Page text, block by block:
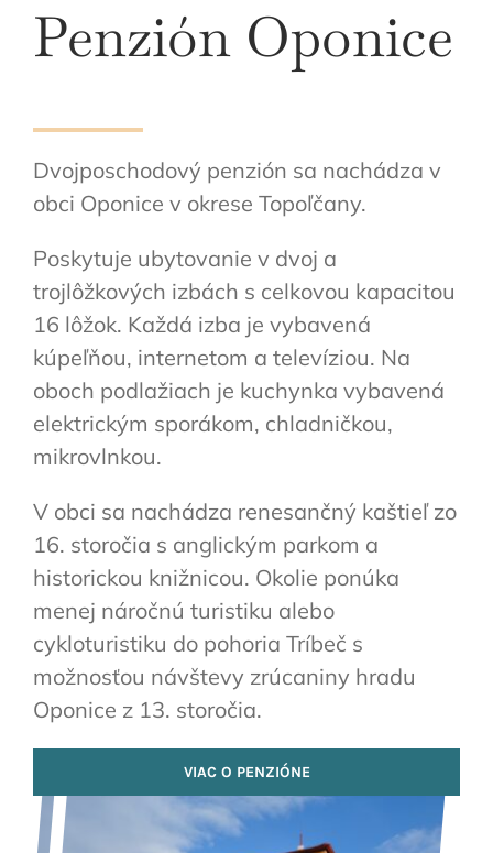
Penzión Oponice
Dvojposchodový penzión sa nachádza v
obci Oponice v okrese Topoľčany.
Poskytuje ubytovanie v dvoj a
trojlôžkových izbách s celkovou kapacitou
16 lôžok. Každá izba je vybavená
kúpeľňou, internetom a televíziou. Na
oboch podlažiach je kuchynka vybavená
elektrickým sporákom, chladničkou,
mikrovlnkou.
V obci sa nachádza renesančný kaštieľ zo
16. storočia s anglickým parkom a
historickou knižnicou. Okolie ponúka
menej náročnú turistiku alebo
cykloturistiku do pohoria Tríbeč s
možnosťou návštevy zrúcaniny hradu
Oponice z 13. storočia.
VIAC O PENZIÓNE